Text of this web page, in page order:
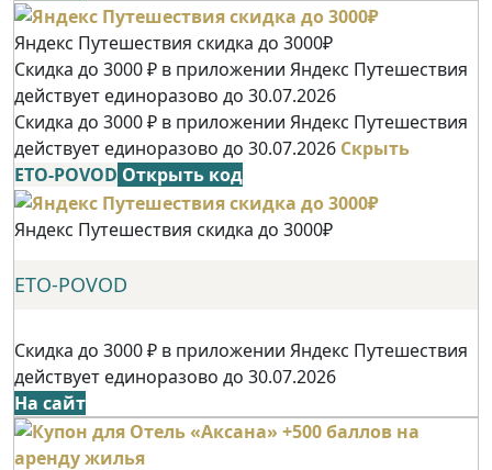
Яндекс Путешествия скидка до 3000₽
Скидка до 3000 ₽ в приложении Яндекс Путешествия
действует единоразово до 30.07.2026
Скидка до 3000 ₽ в приложении Яндекс Путешествия
действует единоразово до 30.07.2026 Скрыть
ETO-POVOD Открыть код
Яндекс Путешествия скидка до 3000₽
ETO-POVOD
Скидка до 3000 ₽ в приложении Яндекс Путешествия
действует единоразово до 30.07.2026
На сайт